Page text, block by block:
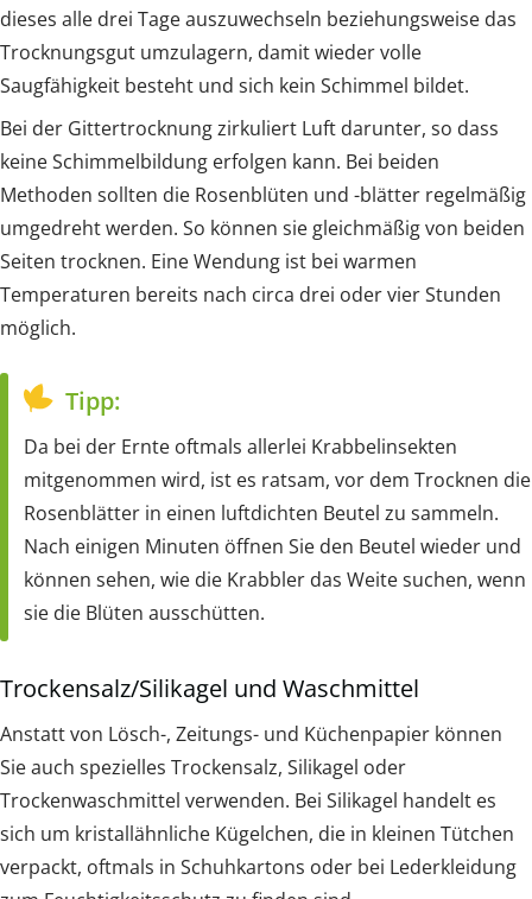
dieses alle drei Tage auszuwechseln beziehungsweise das
Trocknungsgut umzulagern, damit wieder volle
Saugfähigkeit besteht und sich kein Schimmel bildet.
Bei der Gittertrocknung zirkuliert Luft darunter, so dass
keine Schimmelbildung erfolgen kann. Bei beiden
Methoden sollten die Rosenblüten und -blätter regelmäßig
umgedreht werden. So können sie gleichmäßig von beiden
Seiten trocknen. Eine Wendung ist bei warmen
Temperaturen bereits nach circa drei oder vier Stunden
möglich.
Tipp:
Da bei der Ernte oftmals allerlei Krabbelinsekten
mitgenommen wird, ist es ratsam, vor dem Trocknen die
Rosenblätter in einen luftdichten Beutel zu sammeln.
Nach einigen Minuten öffnen Sie den Beutel wieder und
können sehen, wie die Krabbler das Weite suchen, wenn
sie die Blüten ausschütten.
Trockensalz/Silikagel und Waschmittel
Anstatt von Lösch-, Zeitungs- und Küchenpapier können
Sie auch spezielles Trockensalz, Silikagel oder
Trockenwaschmittel verwenden. Bei Silikagel handelt es
sich um kristallähnliche Kügelchen, die in kleinen Tütchen
verpackt, oftmals in Schuhkartons oder bei Lederkleidung